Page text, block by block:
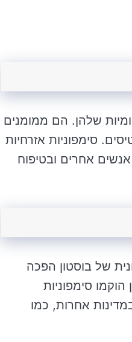
שלהן. הם ממומנים
סימפוניות אזרחיות
אחרים ובטיפוח
1803. התזמורת הסימפונית של בוסטון הפכה
סימפוניות
אחרות, כמו